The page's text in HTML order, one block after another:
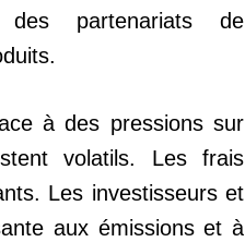
partenariats de
à des pressions sur
volatils. Les frais
Les investisseurs et
aux émissions et à